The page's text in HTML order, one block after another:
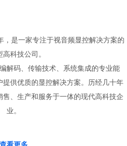
是一家专注于视音频显控解决方案的
高科技公司。
解码、传输技术、系统集成的专业能
供优质的显控解决方案。历经几十年
、生产和服务于一体的现代高科技企
业。